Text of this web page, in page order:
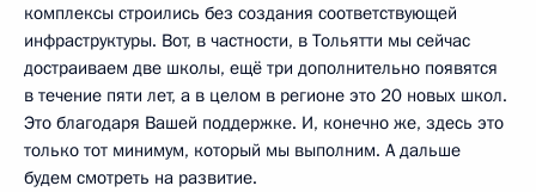
комплексы строились без создания соответствующей
инфраструктуры. Вот, в частности, в Тольятти мы сейчас
достраиваем две школы, ещё три дополнительно появятся
в течение пяти лет, а в целом в регионе это 20 новых школ.
Это благодаря Вашей поддержке. И, конечно же, здесь это
только тот минимум, который мы выполним. А дальше
будем смотреть на развитие.